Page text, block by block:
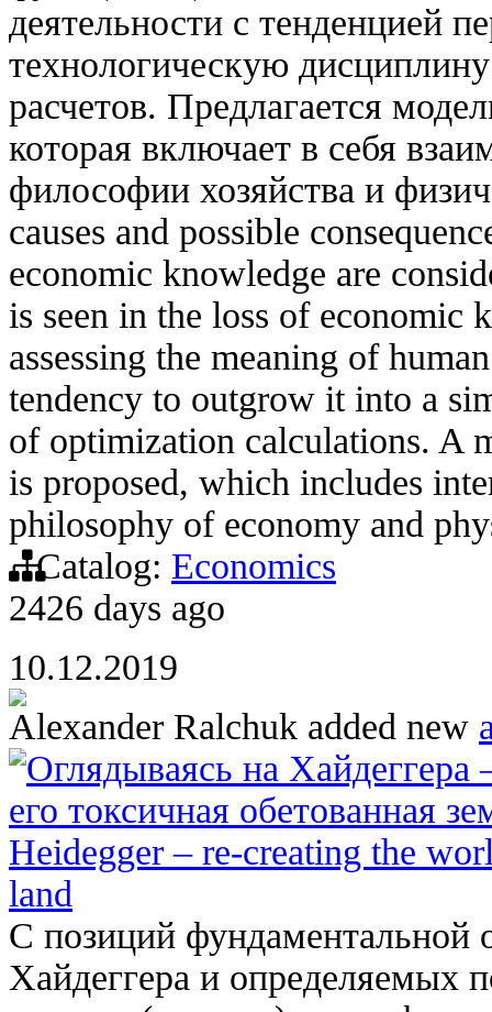
деятельности с тенденцией
технологическую
расчетов. Предлагается
которая включает в себя
философии хозяйства и
causes and possible
economic knowledge are
is seen in the loss of economic
assessing the meaning of
tendency to outgrow it into a
of optimization calculations. A
is proposed, which includes
philosophy of economy and
Catalog: Economics
2426 days ago
10.12.2019
Alexander Ralchuk added new
Оглядываясь на Хайдеггера
его токсичная обетованная
Heidegger – re-creating the
land
С позиций фундаментальной
Хайдеггера и определяемых